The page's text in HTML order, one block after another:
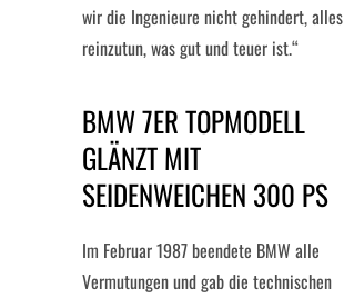
wir die Ingenieure nicht gehindert, alles
reinzutun, was gut und teuer ist.“
BMW 7ER TOPMODELL
GLÄNZT MIT
SEIDENWEICHEN 300 PS
Im Februar 1987 beendete BMW alle
Vermutungen und gab die technischen